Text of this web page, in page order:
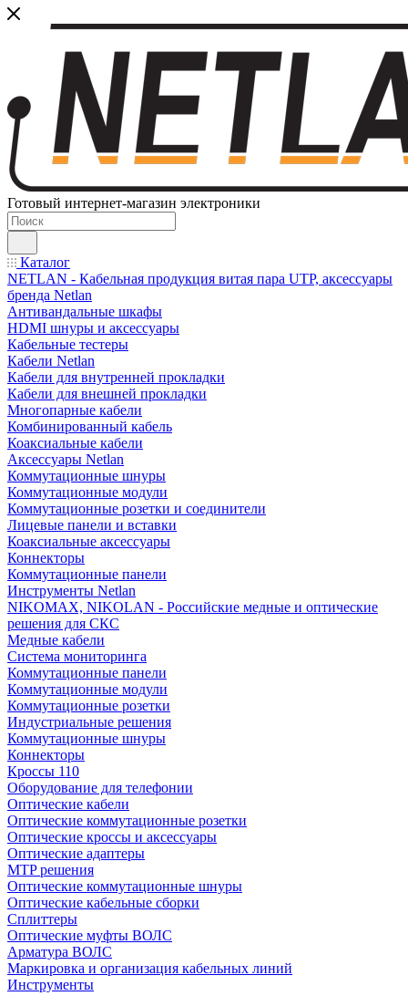
Готовый интернет-магазин электроники
Каталог
NETLAN - Кабельная продукция витая пара UTP, аксессуары
бренда Netlan
Антивандальные шкафы
HDMI шнуры и аксессуары
Кабельные тестеры
Кабели Netlan
Кабели для внутренней прокладки
Кабели для внешней прокладки
Многопарные кабели
Комбинированный кабель
Коаксиальные кабели
Аксессуары Netlan
Коммутационные шнуры
Коммутационные модули
Коммутационные розетки и соединители
Лицевые панели и вставки
Коаксиальные аксессуары
Коннекторы
Коммутационные панели
Инструменты Netlan
NIKOMAX, NIKOLAN - Российские медные и оптические
решения для СКС
Медные кабели
Система мониторинга
Коммутационные панели
Коммутационные модули
Коммутационные розетки
Индустриальные решения
Коммутационные шнуры
Коннекторы
Кроссы 110
Оборудование для телефонии
Оптические кабели
Оптические коммутационные розетки
Оптические кроссы и аксессуары
Оптические адаптеры
MTP решения
Оптические коммутационные шнуры
Оптические кабельные сборки
Сплиттеры
Оптические муфты ВОЛС
Арматура ВОЛС
Маркировка и организация кабельных линий
Инструменты